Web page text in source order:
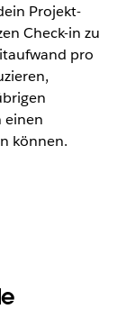
Projekt-
Check-in zu
pro
einen
können.